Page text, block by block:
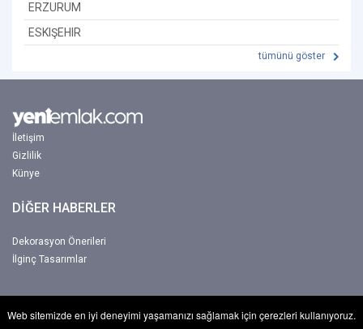
ERZURUM
ESKIŞEHIR
tümünü göster
İletişim
Gizlilik
Künye
DİĞER HABERLER
Dekorasyon Önerileri
İlginç Tasarımlar
Copyright © 2017-2026 Yeniemlak. Tum hakkı Netbu Ltd. Şti'ye aittir.
Web sitemizde en iyi deneyimi yaşamanızı sağlamak için çerezleri kullanıyoruz.